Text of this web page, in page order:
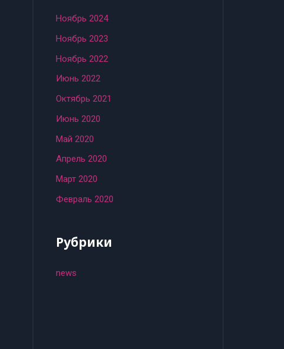
Ноябрь 2024
Ноябрь 2023
Ноябрь 2022
Июнь 2022
Октябрь 2021
Июнь 2020
Май 2020
Апрель 2020
Март 2020
Февраль 2020
Рубрики
news